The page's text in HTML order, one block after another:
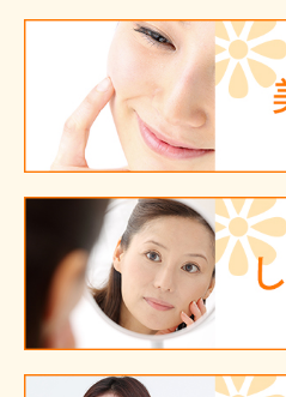
併設サロン Un Ruban Doux